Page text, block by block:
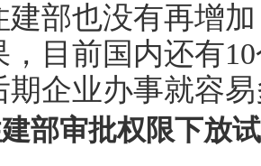
建部也没有再增
，目前国内还有
期企业办事就容
审批权限下放试